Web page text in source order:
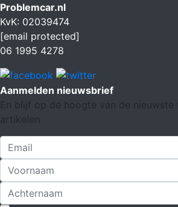
Problemcar.nl
KvK: 02039474
[email protected]
06 1995 4278
Aanmelden nieuwsbrief
En blijf op de hoogte van de nieuwste
artikelen